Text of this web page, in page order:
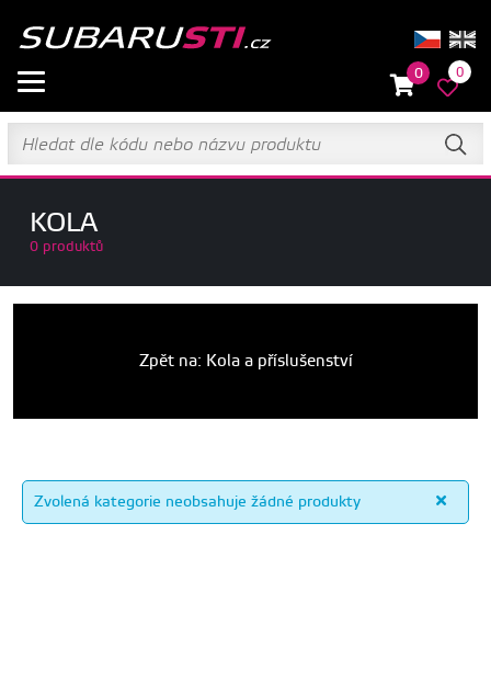
0 0
KOLA
0 produktů
Zpět na: Kola a příslušenství
Zvolená kategorie neobsahuje žádné produkty